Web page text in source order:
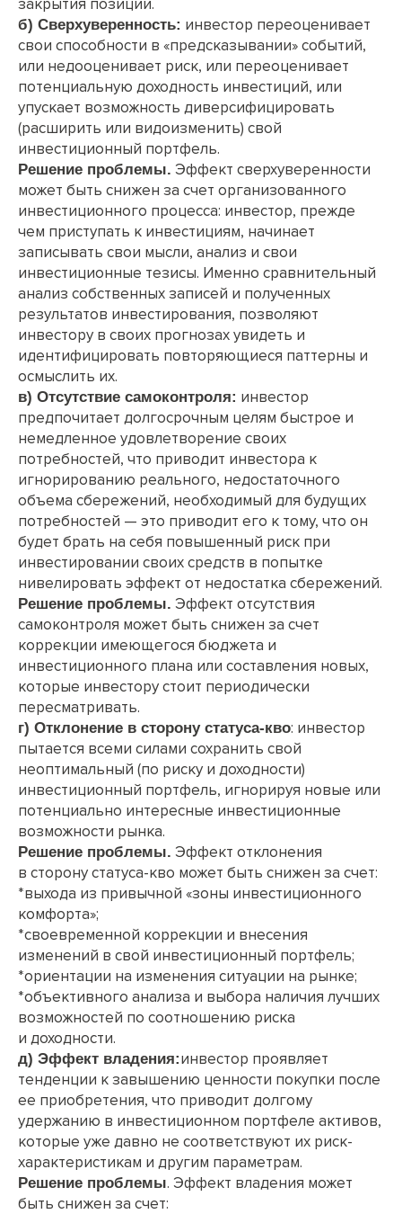
закрытия позиции.
б) Сверхуверенность: инвестор переоценивает
свои способности в «предсказывании» событий,
или недооценивает риск, или переоценивает
потенциальную доходность инвестиций, или
упускает возможность диверсифицировать
(расширить или видоизменить) свой
инвестиционный портфель.
Решение проблемы. Эффект сверхуверенности
может быть снижен за счет организованного
инвестиционного процесса: инвестор, прежде
чем приступать к инвестициям, начинает
записывать свои мысли, анализ и свои
инвестиционные тезисы. Именно сравнительный
анализ собственных записей и полученных
результатов инвестирования, позволяют
инвестору в своих прогнозах увидеть и
идентифицировать повторяющиеся паттерны и
осмыслить их.
в) Отсутствие самоконтроля: инвестор
предпочитает долгосрочным целям быстрое и
немедленное удовлетворение своих
потребностей, что приводит инвестора к
игнорированию реального, недостаточного
объема сбережений, необходимый для будущих
потребностей — это приводит его к тому, что он
будет брать на себя повышенный риск при
инвестировании своих средств в попытке
нивелировать эффект от недостатка сбережений.
Решение проблемы. Эффект отсутствия
самоконтроля может быть снижен за счет
коррекции имеющегося бюджета и
инвестиционного плана или составления новых,
которые инвестору стоит периодически
пересматривать.
г) Отклонение в сторону статуса-кво: инвестор
пытается всеми силами сохранить свой
неоптимальный (по риску и доходности)
инвестиционный портфель, игнорируя новые или
потенциально интересные инвестиционные
возможности рынка.
Решение проблемы. Эффект отклонения
в сторону статуса-кво может быть снижен за счет:
*выхода из привычной «зоны инвестиционного
комфорта»;
*своевременной коррекции и внесения
изменений в свой инвестиционный портфель;
*ориентации на изменения ситуации на рынке;
*объективного анализа и выбора наличия лучших
возможностей по соотношению риска
и доходности.
д) Эффект владения:инвестор проявляет
тенденции к завышению ценности покупки после
ее приобретения, что приводит долгому
удержанию в инвестиционном портфеле активов,
которые уже давно не соответствуют их риск-
характеристикам и другим параметрам.
Решение проблемы. Эффект владения может
быть снижен за счет: